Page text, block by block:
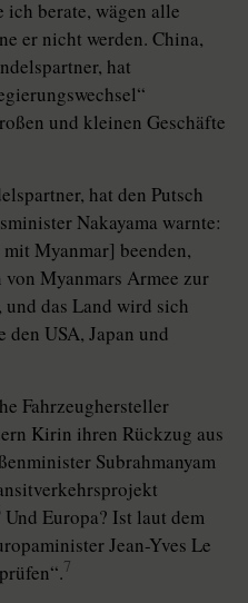
ich berate, wägen alle
er nicht werden. China,
hat
und kleinen Geschäfte
hat den Putsch
Nakayama warnte:
Myanmar] beenden,
Myanmars Armee zur
das Land wird sich
USA, Japan und
Fahrzeughersteller
Kirin ihren Rückzug aus
Subrahmanyam
Und Europa? Ist laut dem
Jean-Yves Le
7